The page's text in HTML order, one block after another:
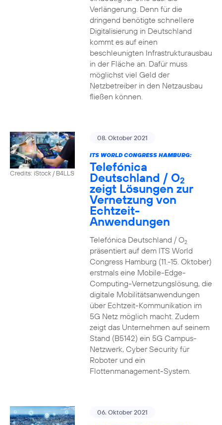
Verlängerung. Denn für die
dringend benötigte schnellere
Digitalisierung in Deutschland
kommt es auf einen
beschleunigten Infrastrukturausbau
in der Fläche an. Dafür muss
möglichst viel Geld der
Netzbetreiber in den Netzausbau
fließen können.
Credits: iStock / B4LLS
08. Oktober 2021
ITS WORLD CONGRESS HAMBURG:
Telefónica
Deutschland / O2
zeigt Lösungen zur
Vernetzung von
Echtzeit-
Anwendungen
Telefónica Deutschland / O2
präsentiert auf dem ITS World
Congress Hamburg (11.-15. Oktober)
erstmals eine Mobile-Edge-
Computing-Vernetzungslösung, die
digitale Mobilitätsanwendungen
über Echtzeit-Kommunikation im
5G Netz möglich macht. Zudem
zeigt das Unternehmen auf seinem
Stand (B5142) ein 5G Campus-
Netzwerk, Cyber Security für
Roboter und ein
Flottenmanagement-System.
06. Oktober 2021